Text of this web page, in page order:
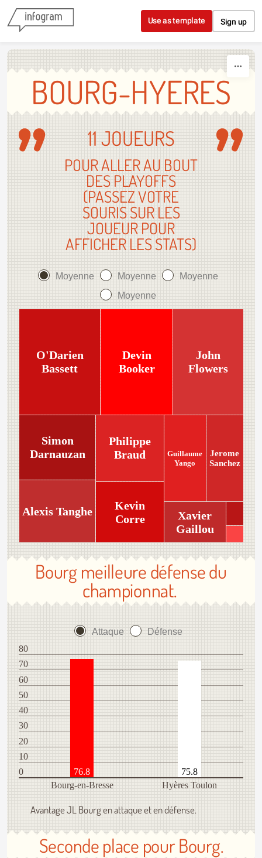
Skip to content
Use as template Sign up
BOURG-HYERES
11 JOUEURS
POUR ALLER AU BOUT
DES PLAYOFFS
(PASSEZ VOTRE
SOURIS SUR LES
JOUEUR POUR
AFFICHER LES STATS)
Moyenne Moyenne
Moyenne
Moyenne
O'Darien
Bassett
Devin
Booker
Simon
Darnauzan
Philippe
Braud
John
Flowers
Alexis Tanghe
Guillaume
Yango
Kevin
Corre
Jerome
Sanchez
Xavier
Gaillou
Bourg meilleure défense du
championnat.
Attaque
Défense
80
70
60
50
40
30
20
10
0
Bourg-en-Bresse
Hyères Toulon
76.8 75.8
Avantage JL Bourg en attaque et en défense.
Seconde place pour Bourg.